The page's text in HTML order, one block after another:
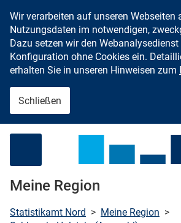
Zum
Wir verarbeiten auf unseren Webseiten
Nutzungsdaten im notwendigen,
Dazu setzen wir den
Konfiguration ohne Cookies ein.
erhalten Sie in unseren Hinweisen zum
Schließen
Meine Region
Statistikamt Nord > Meine Region >